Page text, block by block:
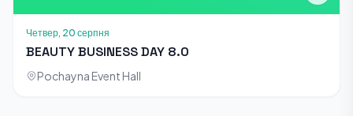
Четвер, 20 серпня
BEAUTY BUSINESS DAY 8.0
Pochayna Event Hall